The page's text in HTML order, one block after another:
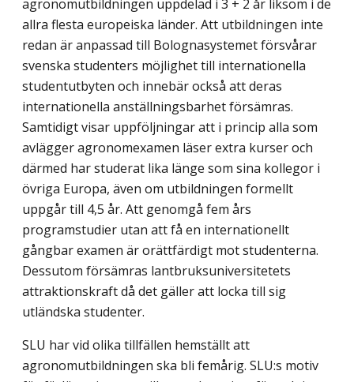
agronomutbildningen uppdelad i 3 + 2 år liksom i de
allra flesta europeiska länder. Att utbildningen inte
redan är anpassad till Bolognasystemet försvårar
svenska studenters möjlighet till internationella
studentutbyten och innebär också att deras
internationella anställningsbarhet försämras.
Samtidigt visar uppföljningar att i princip alla som
avlägger agronomexamen läser extra kurser och
därmed har studerat lika länge som sina kollegor i
övriga Europa, även om utbildningen formellt
uppgår till 4,5 år. Att genomgå fem års
programstudier utan att få en internationellt
gångbar examen är orättfärdigt mot studenterna.
Dessutom försämras lantbruksuniversitetets
attraktionskraft då det gäller att locka till sig
utländska studenter.
SLU har vid olika tillfällen hemställt att
agronomutbildningen ska bli femårig. SLU:s motiv